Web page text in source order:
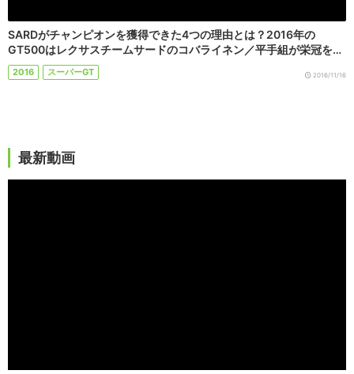
SARDがチャンピオンを獲得できた4つの理由とは？2016年の
GT500はレクサスチームサードのコバライネン／平手組が栄冠を…
2016 スーパーGT 2016/11/16
最新動画